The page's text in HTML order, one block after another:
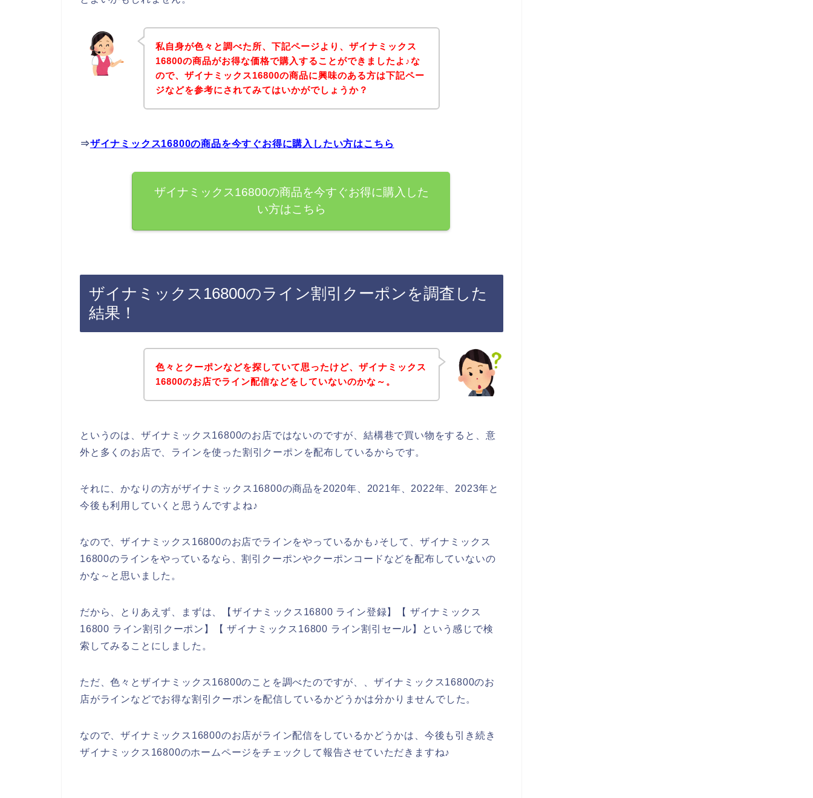
私自身が色々と調べた所、下記ページより、ザイナミックス
16800の商品がお得な価格で購入することができましたよ♪な
ので、ザイナミックス16800の商品に興味のある方は下記ペー
ジなどを参考にされてみてはいかがでしょうか？
⇒ザイナミックス16800の商品を今すぐお得に購入したい方はこちら
ザイナミックス16800の商品を今すぐお得に購入した
い方はこちら
ザイナミックス16800のライン割引クーポンを調査した
結果！
色々とクーポンなどを探していて思ったけど、ザイナミックス
16800のお店でライン配信などをしていないのかな～。
というのは、ザイナミックス16800のお店ではないのですが、結構巷で買い物をすると、意
外と多くのお店で、ラインを使った割引クーポンを配布しているからです。
それに、かなりの方がザイナミックス16800の商品を2020年、2021年、2022年、2023年と
今後も利用していくと思うんですよね♪
なので、ザイナミックス16800のお店でラインをやっているかも♪そして、ザイナミックス
16800のラインをやっているなら、割引クーポンやクーポンコードなどを配布していないの
かな～と思いました。
だから、とりあえず、まずは、【ザイナミックス16800 ライン登録】【 ザイナミックス
16800 ライン割引クーポン】【 ザイナミックス16800 ライン割引セール】という感じで検
索してみることにしました。
ただ、色々とザイナミックス16800のことを調べたのですが、、ザイナミックス16800のお
店がラインなどでお得な割引クーポンを配信しているかどうかは分かりませんでした。
なので、ザイナミックス16800のお店がライン配信をしているかどうかは、今後も引き続き
ザイナミックス16800のホームページをチェックして報告させていただきますね♪